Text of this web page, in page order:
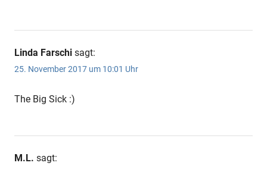
Linda Farschi sagt:
25. November 2017 um 10:01 Uhr
The Big Sick :)
M.L. sagt: